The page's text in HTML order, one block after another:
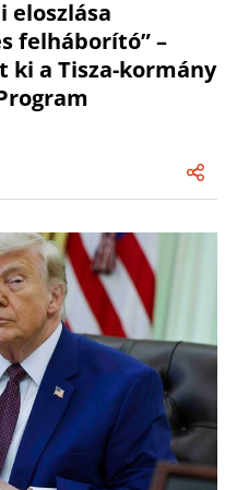
eloszlása
felháborító” –
a Tisza-kormány